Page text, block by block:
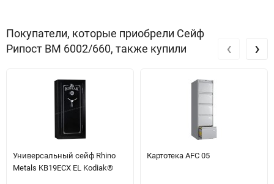
Покупатели, которые приобрели Сейф
Рипост BM 6002/660, также купили
Универсальный сейф Rhino
Metals KB19ECX EL Kodiak®
Картотека AFC 05
‹ ›